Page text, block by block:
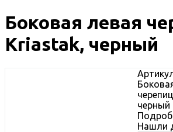
Боковая левая
Kriastak, черный
черный
Нашли